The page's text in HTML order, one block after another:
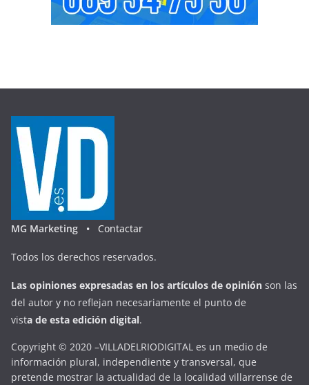
MG Marketing • Contactar
Todos los derechos reservados.
Las opiniones expresadas en los artículos de opinión son las
del autor y no reflejan necesariamente el punto de
vista de esta edición digital.
Copyright © 2020 –VILLADELRIODIGITAL es un medio de
información plural, independiente y transversal, que
pretende mostrar la actualidad de la localidad villarrense de